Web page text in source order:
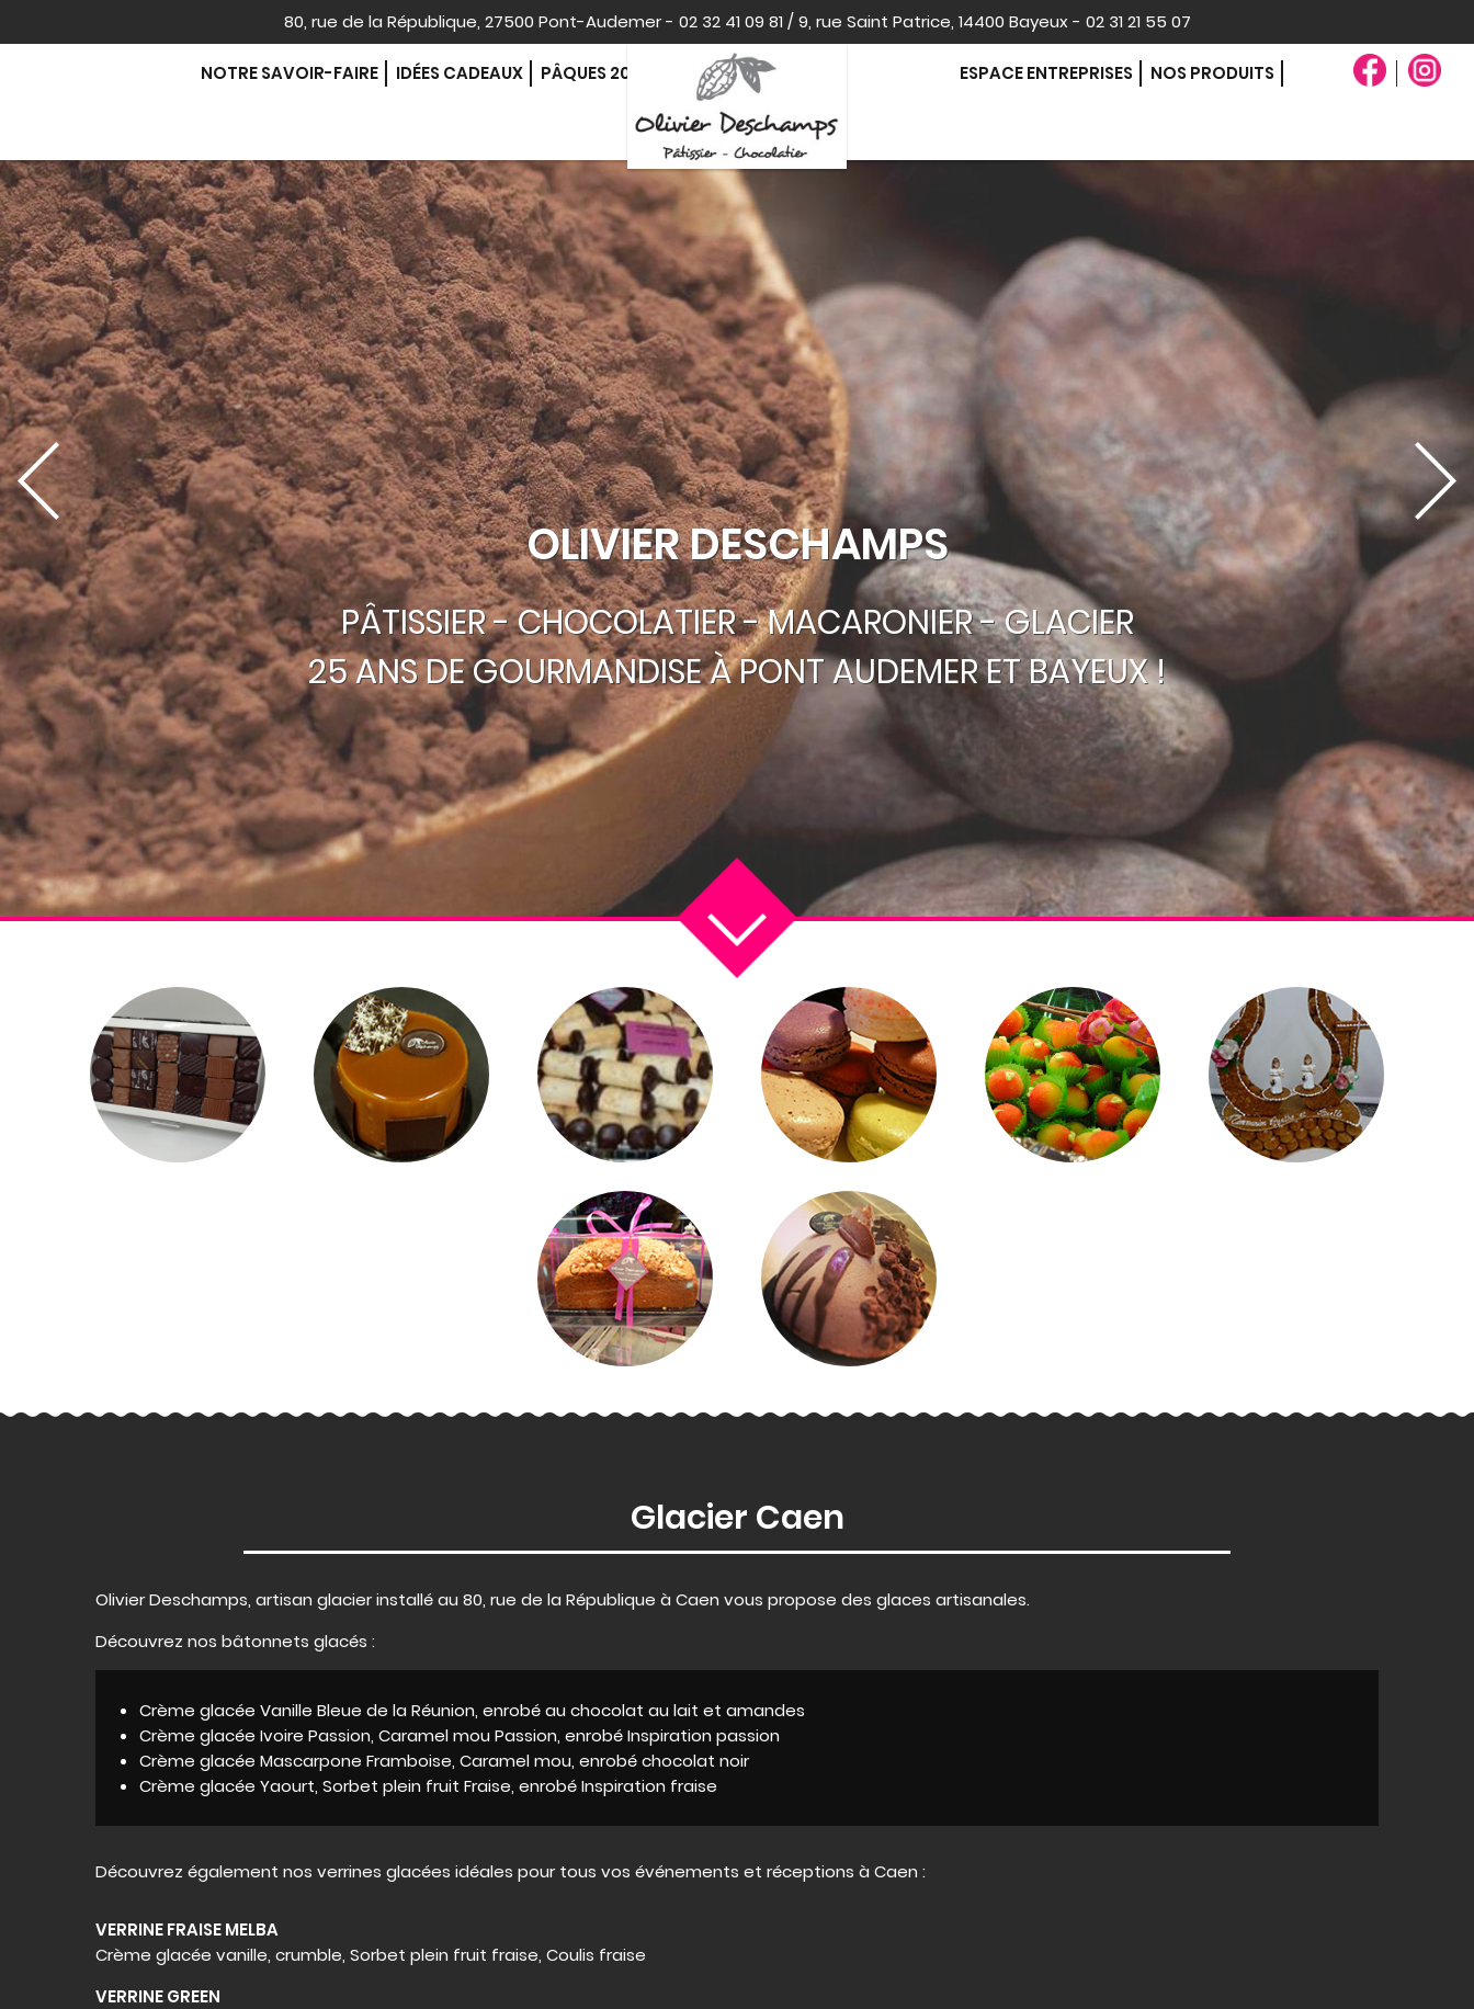
80, rue de la République, 27500 Pont-Audemer - 02 32 41 09 81 / 9, rue Saint Patrice, 14400 Bayeux - 02 31 21 55 07
NOTRE SAVOIR-FAIRE IDÉES CADEAUX PÂQUES 2026 ESPACE ENTREPRISES NOS PRODUITS
CONTACT
OLIVIER DESCHAMPS
PÂTISSIER - CHOCOLATIER - MACARONIER - GLACIER
25 ANS DE GOURMANDISE À PONT AUDEMER ET BAYEUX !
Glacier Caen
Olivier Deschamps, artisan glacier installé au 80, rue de la République à Caen vous propose des glaces artisanales.
Découvrez nos bâtonnets glacés :
Crème glacée Vanille Bleue de la Réunion, enrobé au chocolat au lait et amandes
Crème glacée Ivoire Passion, Caramel mou Passion, enrobé Inspiration passion
Crème glacée Mascarpone Framboise, Caramel mou, enrobé chocolat noir
Crème glacée Yaourt, Sorbet plein fruit Fraise, enrobé Inspiration fraise
Découvrez également nos verrines glacées idéales pour tous vos événements et réceptions à Caen :
VERRINE FRAISE MELBA
Crème glacée vanille, crumble, Sorbet plein fruit fraise, Coulis fraise
VERRINE GREEN